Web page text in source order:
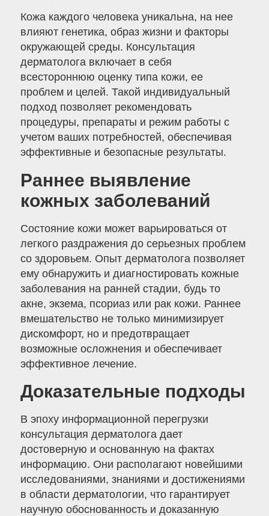
Кожа каждого человека уникальна, на нее
влияют генетика, образ жизни и факторы
окружающей среды. Консультация
дерматолога включает в себя
всестороннюю оценку типа кожи, ее
проблем и целей. Такой индивидуальный
подход позволяет рекомендовать
процедуры, препараты и режим работы с
учетом ваших потребностей, обеспечивая
эффективные и безопасные результаты.
Раннее выявление
кожных заболеваний
Состояние кожи может варьироваться от
легкого раздражения до серьезных проблем
со здоровьем. Опыт дерматолога позволяет
ему обнаружить и диагностировать кожные
заболевания на ранней стадии, будь то
акне, экзема, псориаз или рак кожи. Раннее
вмешательство не только минимизирует
дискомфорт, но и предотвращает
возможные осложнения и обеспечивает
эффективное лечение.
Доказательные подходы
В эпоху информационной перегрузки
консультация дерматолога дает
достоверную и основанную на фактах
информацию. Они располагают новейшими
исследованиями, знаниями и достижениями
в области дерматологии, что гарантирует
научную обоснованность и доказанную